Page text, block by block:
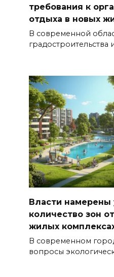
требования к
отдыха в новых
В современной
Власти намерены
количество зон
жилых
В современном
вопросы